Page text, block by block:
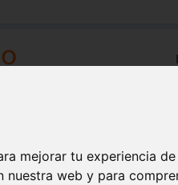
mejorar tu experiencia
web y para